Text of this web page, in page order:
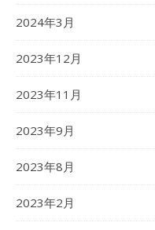
2024年3月
2023年12月
2023年11月
2023年9月
2023年8月
2023年2月